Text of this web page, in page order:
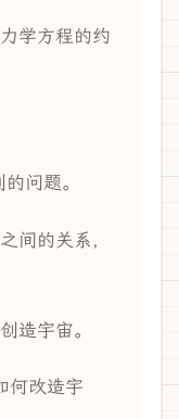
学方程的约
问题。
间的关系，
造宇宙。
何改造宇